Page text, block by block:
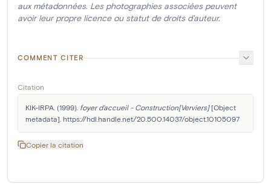
aux métadonnées. Les photographies associées peuvent
avoir leur propre licence ou statut de droits d'auteur.
COMMENT CITER
Citation
KIK-IRPA. (1999). foyer d'accueil - Construction[Verviers] [Object
metadata]. https://hdl.handle.net/20.500.14037/object.10105097
Copier la citation